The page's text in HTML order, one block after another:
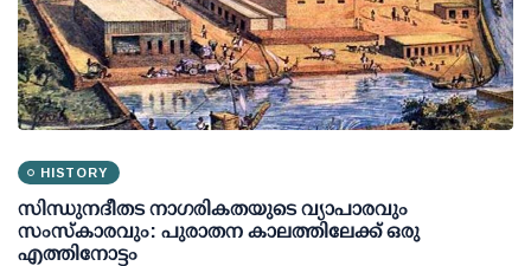
HISTORY
സിന്ധുനദീതട നാഗരികതയുടെ വ്യാപാരവും
സംസ്കാരവും: പുരാതന കാലത്തിലേക്ക് ഒരു
എത്തിനോട്ടം